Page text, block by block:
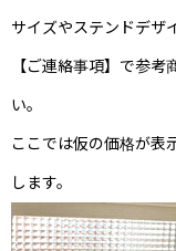
サイズやステンドデザ
【ご連絡事項】で参
い。
ここでは仮の価格が表
します。